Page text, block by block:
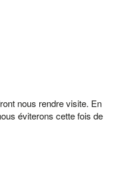
nous rendre visite. En
éviterons cette fois de